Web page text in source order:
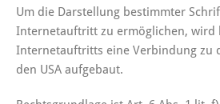
Um die Darstellung bestimmter
Internetauftritt zu ermöglichen, wird
Internetauftritts eine Verbindung zu
den USA aufgebaut.